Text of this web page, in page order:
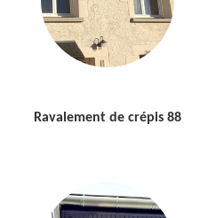
Ravalement de crépis 88